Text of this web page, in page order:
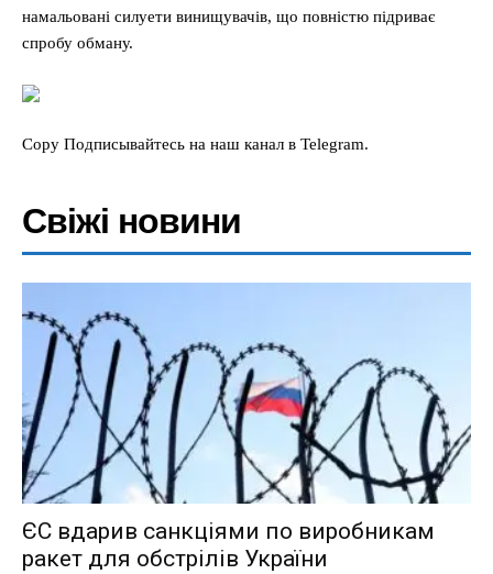
намальовані силуети винищувачів, що повністю підриває
спробу обману.
Copy Подписывайтесь на наш канал в Telegram.
Свіжі новини
ЄС вдарив санкціями по виробникам
ракет для обстрілів України